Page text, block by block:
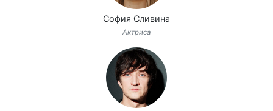
София Сливина
Актриса